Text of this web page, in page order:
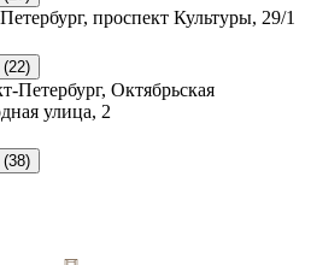
проспект Культуры, 29/1
Петербург, Октябрьская
улица, 2